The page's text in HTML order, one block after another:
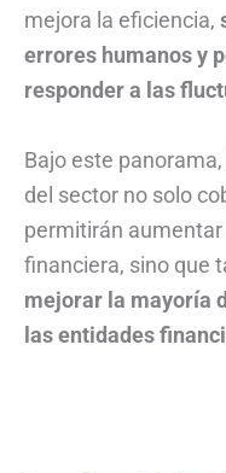
mejora la eficiencia,
errores humanos y
responder a las
Bajo este
del sector no solo
permitirán
financiera, sino que
mejorar la mayoría
las entidades